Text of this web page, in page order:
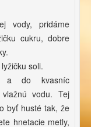
vody, pridáme
cukru, dobre
soli.
a do kvasníc
vodu. Tej
byť husté tak, že
hnetacie metly,